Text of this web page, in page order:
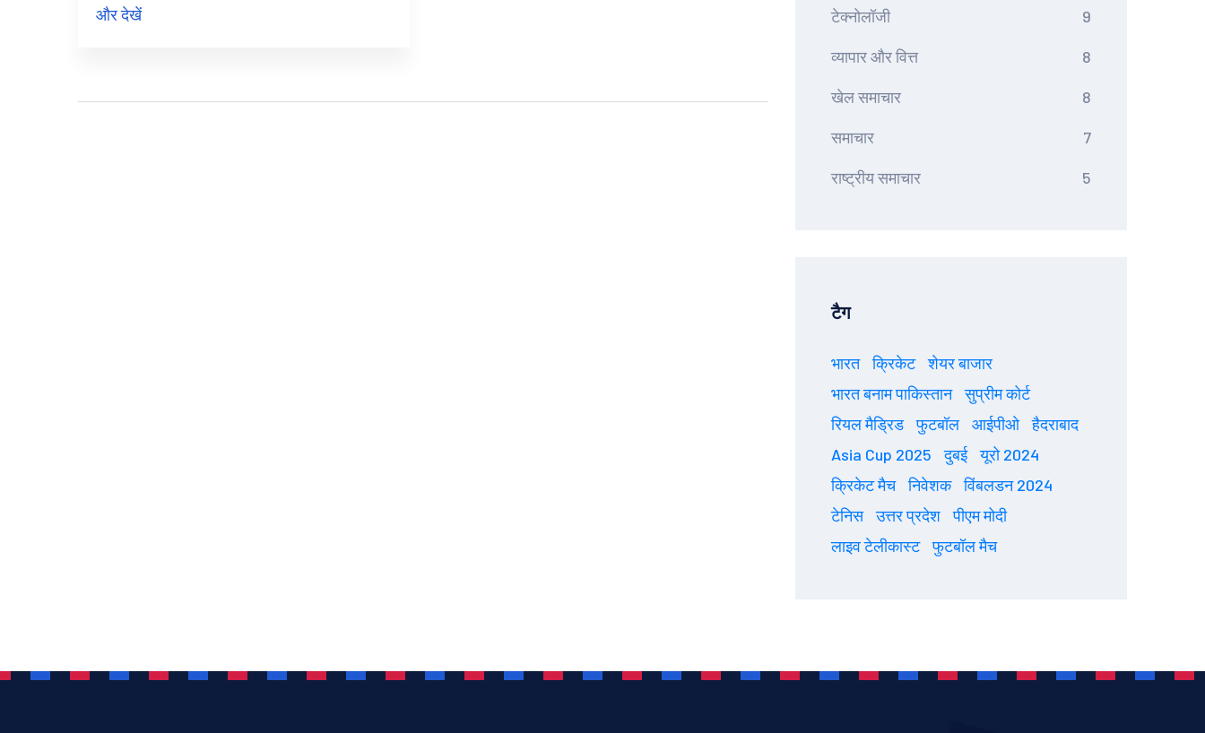
लाभार्थी के रूप में पंजीकरण करा सकते हैं। यह मामला
और देखें टेक्नोलॉजी 9
व्यापार और वित्त 8
खेल समाचार 8
समाचार 7
राष्ट्रीय समाचार 5
टैग
भारत क्रिकेट
शेयर बाजार
भारत बनाम पाकिस्तान
सुप्रीम कोर्ट
रियल मैड्रिड
फुटबॉल आईपीओ
हैदराबाद
Asia Cup 2025
दुबई
यूरो 2024
क्रिकेट मैच
निवेशक
विंबलडन 2024
टेनिस
उत्तर प्रदेश
पीएम मोदी
लाइव टेलीकास्ट
फुटबॉल मैच